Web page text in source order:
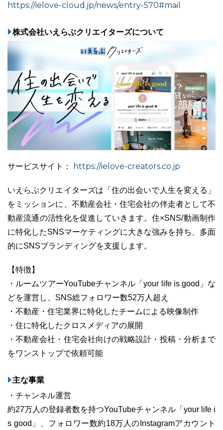
https://ielove-cloud.jp/news/entry-570#mail
株式会社いえらぶクリエイターズについて
サービスサイト： https://ielove-creators.co.jp
いえらぶクリエイターズは「住の出会いで人生を変える」
をミッションに、不動産会社・住宅会社の伴走者として不
動産流通の活性化を促進していきます。住×SNS/動画制作
に特化したSNSマーケティングに大きな強みを持ち、多面
的にSNSブランディングを支援します。
【特徴】
・ルームツアーYouTubeチャンネル「your life is good」な
どを運営し、SNS総フォロワー数52万人超え
・不動産・住宅業界に特化したチームによる映像制作
・住に特化したクロスメディアの展開
・不動産会社・住宅会社向けの戦略設計・投稿・分析まで
をワンストップで依頼可能
主な事業
・チャンネル運営
約27万人の登録者数を持つYouTubeチャンネル「your life i
s good」、フォロワー数約18万人のInstagramアカウント